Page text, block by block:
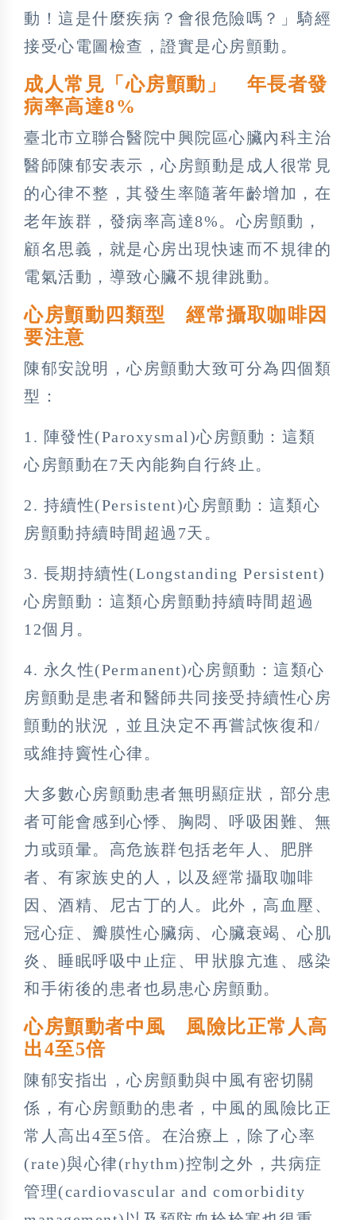
動！這是什麼疾病？會很危險嗎？」騎經
接受心電圖檢查，證實是心房顫動。
成人常見「心房顫動」 年長者發
病率高達8%
臺北市立聯合醫院中興院區心臟內科主治
醫師陳郁安表示，心房顫動是成人很常見
的心律不整，其發生率隨著年齡增加，在
老年族群，發病率高達8%。心房顫動，
顧名思義，就是心房出現快速而不規律的
電氣活動，導致心臟不規律跳動。
心房顫動四類型 經常攝取咖啡因
要注意
陳郁安說明，心房顫動大致可分為四個類
型：
1. 陣發性(Paroxysmal)心房顫動：這類
心房顫動在7天內能夠自行終止。
2. 持續性(Persistent)心房顫動：這類心
房顫動持續時間超過7天。
3. 長期持續性(Longstanding Persistent)
心房顫動：這類心房顫動持續時間超過
12個月。
4. 永久性(Permanent)心房顫動：這類心
房顫動是患者和醫師共同接受持續性心房
顫動的狀況，並且決定不再嘗試恢復和/
或維持竇性心律。
大多數心房顫動患者無明顯症狀，部分患
者可能會感到心悸、胸悶、呼吸困難、無
力或頭暈。高危族群包括老年人、肥胖
者、有家族史的人，以及經常攝取咖啡
因、酒精、尼古丁的人。此外，高血壓、
冠心症、瓣膜性心臟病、心臟衰竭、心肌
炎、睡眠呼吸中止症、甲狀腺亢進、感染
和手術後的患者也易患心房顫動。
心房顫動者中風 風險比正常人高
出4至5倍
陳郁安指出，心房顫動與中風有密切關
係，有心房顫動的患者，中風的風險比正
常人高出4至5倍。在治療上，除了心率
(rate)與心律(rhythm)控制之外，共病症
管理(cardiovascular and comorbidity